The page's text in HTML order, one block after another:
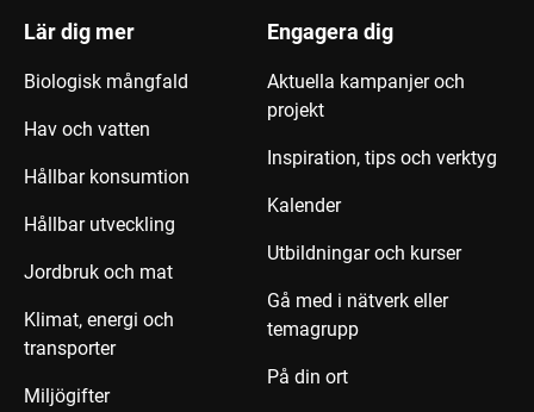
Lär dig mer
Biologisk mångfald
Hav och vatten
Hållbar konsumtion
Hållbar utveckling
Jordbruk och mat
Klimat, energi och
transporter
Miljögifter
Engagera dig
Aktuella kampanjer och
projekt
Inspiration, tips och verktyg
Kalender
Utbildningar och kurser
Gå med i nätverk eller
temagrupp
På din ort